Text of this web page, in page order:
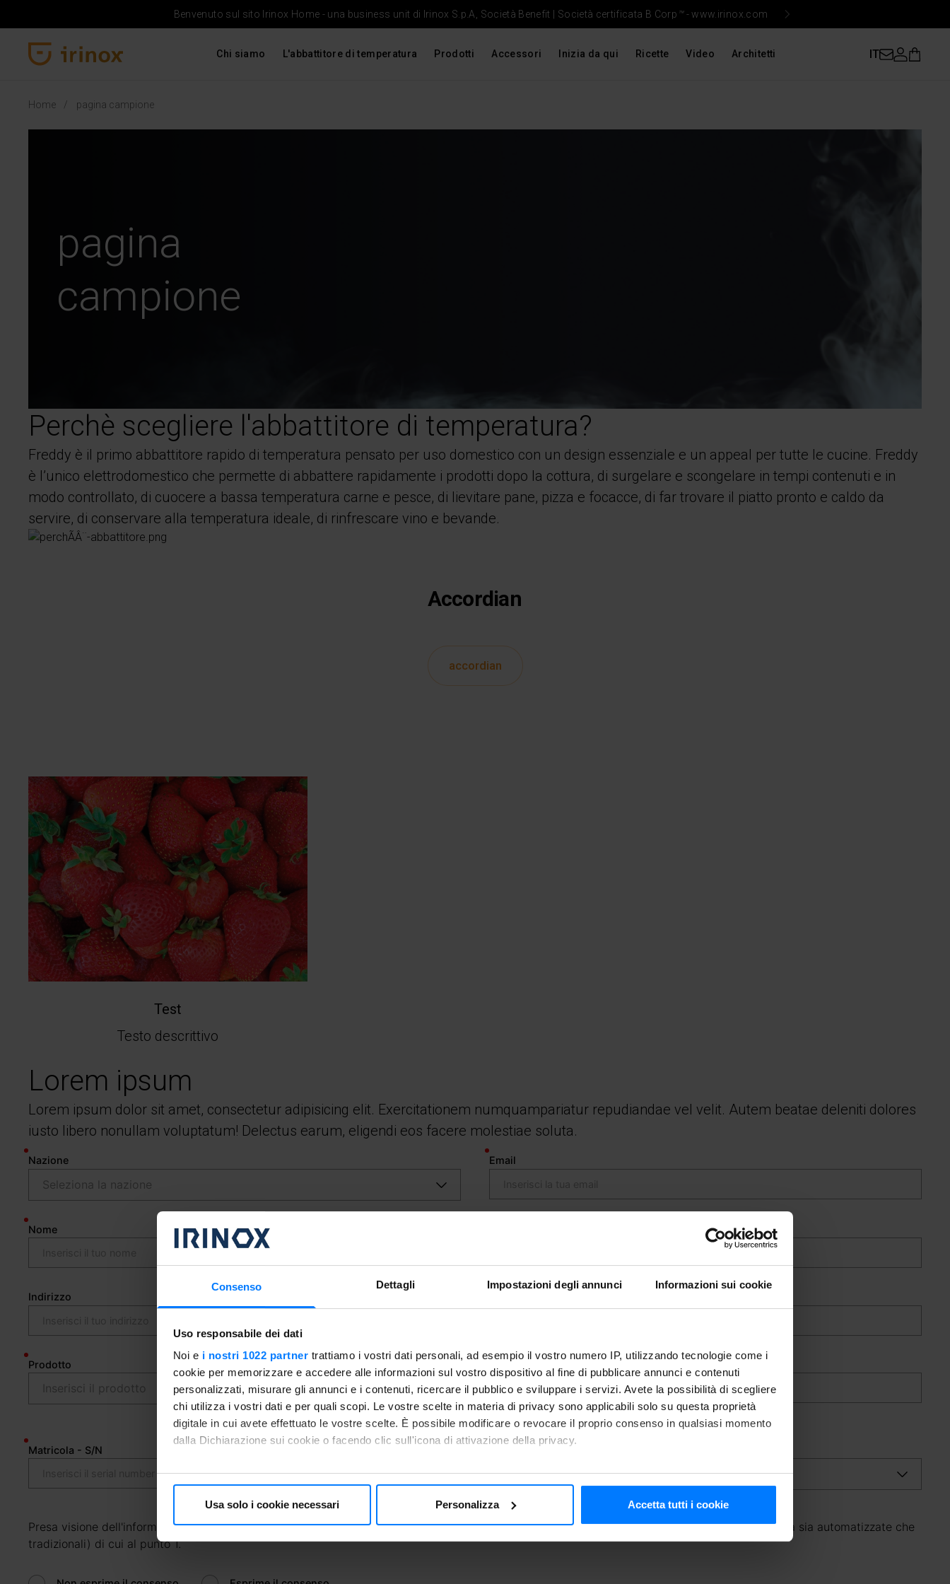
Consenso Dettagli Impostazioni degli annunci Informazioni sui cookie
Uso responsabile dei dati
Noi e i nostri 1022 partner trattiamo i vostri dati personali, ad esempio il vostro numero IP, utilizzando tecnologie come i
cookie per memorizzare e accedere alle informazioni sul vostro dispositivo al fine di pubblicare annunci e contenuti
personalizzati, misurare gli annunci e i contenuti, ricercare il pubblico e sviluppare i servizi. Avete la possibilità di scegliere
chi utilizza i vostri dati e per quali scopi. Le vostre scelte in materia di privacy sono applicabili solo su questa proprietà
digitale in cui avete effettuato le vostre scelte. È possibile modificare o revocare il proprio consenso in qualsiasi momento
dalla Dichiarazione sui cookie o facendo clic sull'icona di attivazione della privacy.
Con il tuo consenso, vorremmo anche:
Identificare il tuo dispositivo, scansionandolo attivamente alla ricerca di caratteristiche specifiche (impronte digitali).
modificare o ritirare il tuo consenso in qualsiasi momento dalla Dichiarazione sui cookie.
Utilizziamo i cookie per personalizzare i contenuti e gli annunci, fornire le funzioni dei social media e analizzare il nostro
Usa solo i cookie necessari Personalizza Accetta tutti i cookie
Benvenuto sul sito Irinox Home - una business unit di Irinox S.p.A, Società Benefit | Società certificata B Corp ™-www.irinox.com
Chi siamo L'abbattitore di temperatura Prodotti Accessori Inizia da qui Ricette Video Architetti IT
Home pagina campione
pagina
campione
Perchè scegliere l'abbattitore di temperatura?
Freddy è il primo abbattitore rapido di temperatura pensato per uso domestico con un design essenziale e un appeal per tutte le cucine. Freddy
è l’unico elettrodomestico che permette di abbattere rapidamente i prodotti dopo la cottura, di surgelare e scongelare in tempi contenuti e in
modo controllato, di cuocere a bassa temperatura carne e pesce, di lievitare pane, pizza e focacce, di far trovare il piatto pronto e caldo da
servire, di conservare alla temperatura ideale, di rinfrescare vino e bevande.
Accordian
accordian
Test
Testo descrittivo
Lorem ipsum
Lorem ipsum dolor sit amet, consectetur adipisicing elit. Exercitationem numquampariatur repudiandae vel velit. Autem beatae deleniti dolores
iusto libero nonullam voluptatum! Delectus earum, eligendi eos facere molestiae soluta.
Nazione Email
Nome
Indirizzo
Prodotto Città
Matricola - S/N
Presa visione dell'informativa privacy, il Cliente presta il consenso al trattamento dei propri dati personali per finalità di Marketing (con modalità sia automatizzate che
tradizionali) di cui al punto 1.